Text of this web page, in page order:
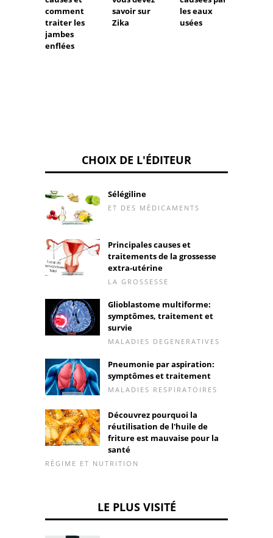
comment
traiter les
jambes
enflées
savoir sur
Zika
les eaux
usées
CHOIX DE L'ÉDITEUR
Sélégiline
ET DES MÉDICAMENTS
Principales causes et
traitements de la grossesse
extra-utérine
LA GROSSESSE
Glioblastome multiforme:
symptômes, traitement et
survie
MALADIES DEGENERATIVES
Pneumonie par aspiration:
symptômes et traitement
MALADIES RESPIRATOIRES
Découvrez pourquoi la
réutilisation de l'huile de
friture est mauvaise pour la
santé
RÉGIME ET NUTRITION
LE PLUS VISITÉ